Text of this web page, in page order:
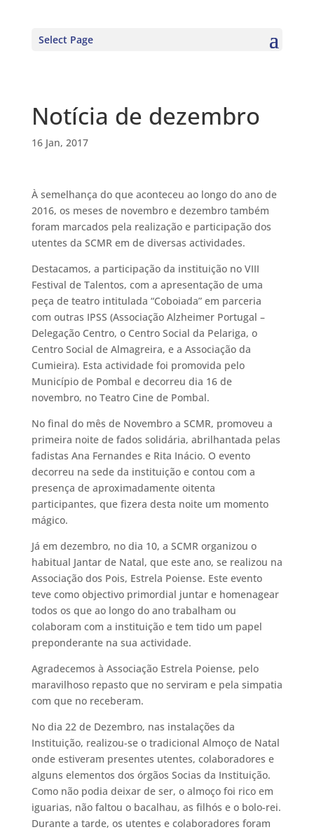
Select Page
Notícia de dezembro
16 Jan, 2017
À semelhança do que aconteceu ao longo do ano de
2016, os meses de novembro e dezembro também
foram marcados pela realização e participação dos
utentes da SCMR em de diversas actividades.
Destacamos, a participação da instituição no VIII
Festival de Talentos, com a apresentação de uma
peça de teatro intitulada “Coboiada” em parceria
com outras IPSS (Associação Alzheimer Portugal –
Delegação Centro, o Centro Social da Pelariga, o
Centro Social de Almagreira, e a Associação da
Cumieira). Esta actividade foi promovida pelo
Município de Pombal e decorreu dia 16 de
novembro, no Teatro Cine de Pombal.
No final do mês de Novembro a SCMR, promoveu a
primeira noite de fados solidária, abrilhantada pelas
fadistas Ana Fernandes e Rita Inácio. O evento
decorreu na sede da instituição e contou com a
presença de aproximadamente oitenta
participantes, que fizera desta noite um momento
mágico.
Já em dezembro, no dia 10, a SCMR organizou o
habitual Jantar de Natal, que este ano, se realizou na
Associação dos Pois, Estrela Poiense. Este evento
teve como objectivo primordial juntar e homenagear
todos os que ao longo do ano trabalham ou
colaboram com a instituição e tem tido um papel
preponderante na sua actividade.
Agradecemos à Associação Estrela Poiense, pelo
maravilhoso repasto que no serviram e pela simpatia
com que no receberam.
No dia 22 de Dezembro, nas instalações da
Instituição, realizou-se o tradicional Almoço de Natal
onde estiveram presentes utentes, colaboradores e
alguns elementos dos órgãos Socias da Instituição.
Como não podia deixar de ser, o almoço foi rico em
iguarias, não faltou o bacalhau, as filhós e o bolo-rei.
Durante a tarde, os utentes e colaboradores foram